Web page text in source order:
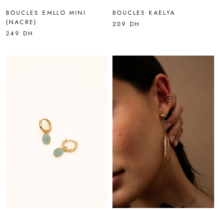
BOUCLES EMLLO MINI
(NACRE)
249 DH
BOUCLES KAELYA
209 DH